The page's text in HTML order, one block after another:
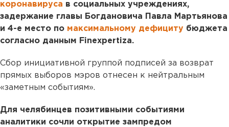
коронавируса в социальных учреждениях,
задержание главы Богдановича Павла Мартьянова
и 4-е место по максимальному дефициту бюджета
согласно данным Finexpertiza.
Сбор инициативной группой подписей за возврат
прямых выборов мэров отнесен к нейтральным
«заметным событиям».
Для челябинцев позитивными событиями
аналитики сочли открытие зампредом